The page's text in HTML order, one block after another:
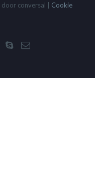
door conversal | Cookie